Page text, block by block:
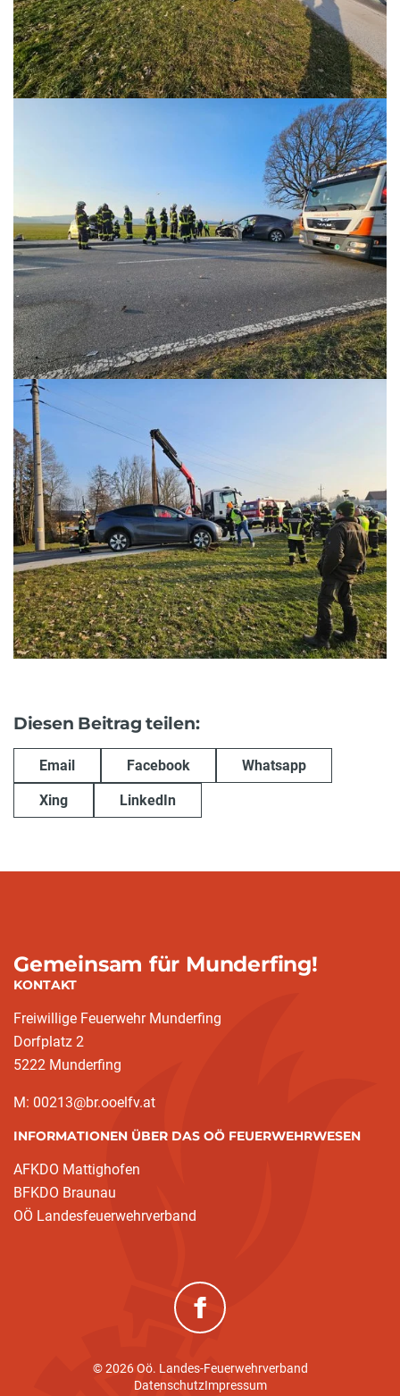
Diesen Beitrag teilen:
Email Facebook Whatsapp
Xing LinkedIn
Gemeinsam für Munderfing!
KONTAKT
Freiwillige Feuerwehr Munderfing
Dorfplatz 2
5222 Munderfing
M: 00213@br.ooelfv.at
INFORMATIONEN ÜBER DAS OÖ FEUERWEHRWESEN
AFKDO Mattighofen
BFKDO Braunau
OÖ Landesfeuerwehrverband
(neues Fenster)
© 2026 Oö. Landes-Feuerwehrverband
DatenschutzImpressum